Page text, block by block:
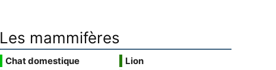
Les mammifères
Chat domestique
Lion